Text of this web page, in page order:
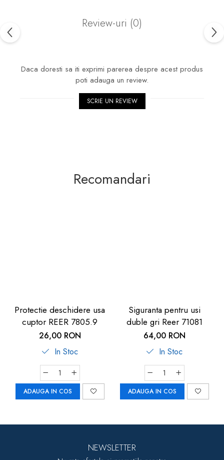
Review-uri (0)
Daca doresti sa iti exprimi parerea despre acest produs
poti adauga un review.
SCRIE UN REVIEW
Recomandari
Protectie deschidere usa
cuptor REER 7805.9
26,00 RON
In Stoc
ADAUGA IN COS
Siguranta pentru usi
duble gri Reer 71081
64,00 RON
In Stoc
ADAUGA IN COS
NEWSLETTER